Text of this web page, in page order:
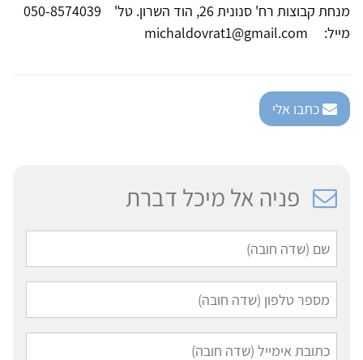
מנחת קבוצות רח' סנונית 26, הוד השרון. טל' 050-8574039
מייל: michaldovrat1@gmail.com
כתבו אלי
פניה אל מיכל דברת